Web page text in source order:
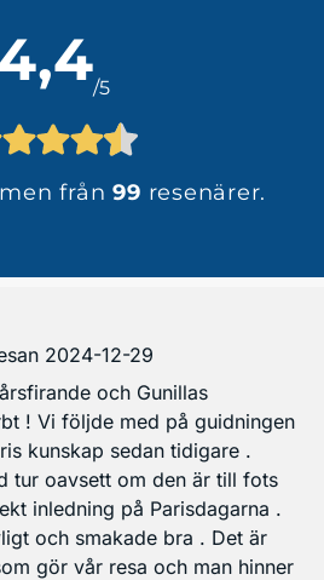
/5
från99 resenärer.
2024-12-29
och Gunillas
! Vi följde med på guidningen
kunskap sedan tidigare .
tur oavsett om den är till fots
inledning på Parisdagarna .
och smakade bra . Det är
gör vår resa och man hinner